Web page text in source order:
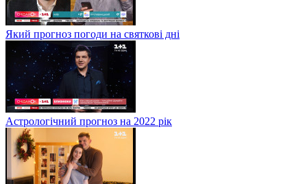
Який прогноз погоди на святкові дні
Астрологічний прогноз на 2022 рік